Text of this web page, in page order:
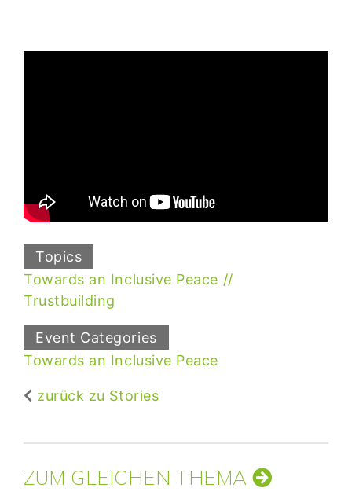
Topics
Towards an Inclusive Peace
Trustbuilding
Event Categories
Towards an Inclusive Peace
zurück zu Stories
ZUM GLEICHEN THEMA